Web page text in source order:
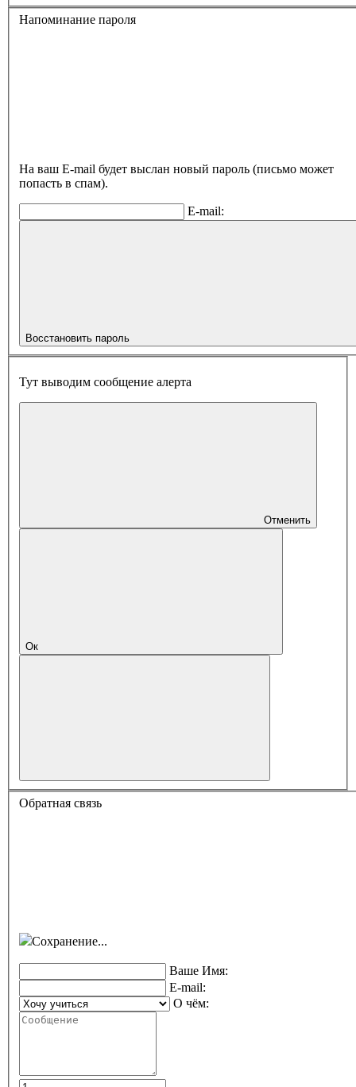
Напоминание пароля
На ваш E-mail будет выслан новый пароль (письмо может
попасть в спам).
E-mail:
Восстановить пароль
Тут выводим сообщение алерта
Отменить
Ок
Обратная связь
Сохранение...
Ваше Имя:
E-mail:
О чём: